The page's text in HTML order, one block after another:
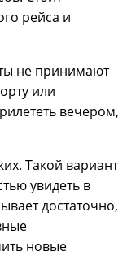
рейса и
не принимают
или
вечером,
Такой вариант
увидеть в
достаточно,
новые